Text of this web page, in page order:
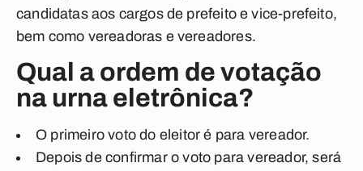
candidatas aos cargos de prefeito e vice-prefeito,
bem como vereadoras e vereadores.
Qual a ordem de votação
na urna eletrônica?
O primeiro voto do eleitor é para vereador.
Depois de confirmar o voto para vereador, será